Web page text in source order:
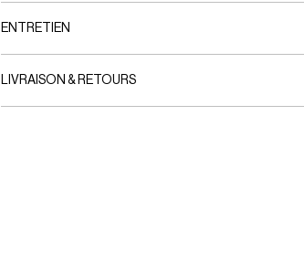
ENTRETIEN
LIVRAISON & RETOURS